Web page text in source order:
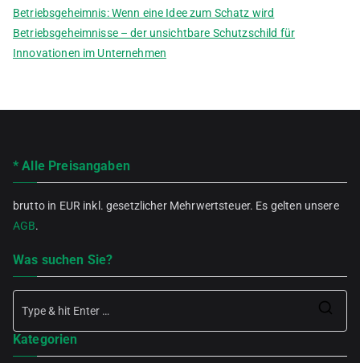
Betriebsgeheimnis: Wenn eine Idee zum Schatz wird
Betriebsgeheimnisse – der unsichtbare Schutzschild für
Innovationen im Unternehmen
* Alle Preisangaben
brutto in EUR inkl. gesetzlicher Mehrwertsteuer. Es gelten unsere
AGB.
Was suchen Sie?
Kategorien